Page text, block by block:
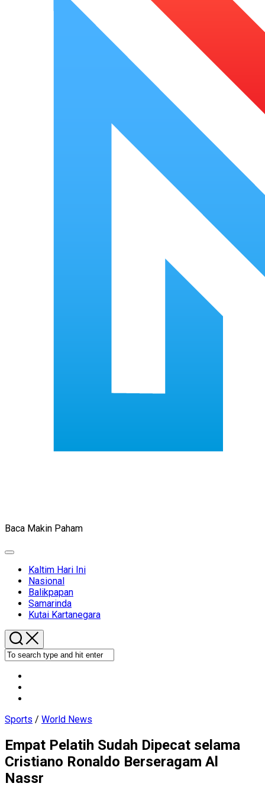
Baca Makin Paham
Expand
Kaltim Hari Ini
Nasional
Balikpapan
Samarinda
Kutai Kartanegara
Sports / World News
Empat Pelatih Sudah Dipecat selama
Cristiano Ronaldo Berseragam Al
Nassr